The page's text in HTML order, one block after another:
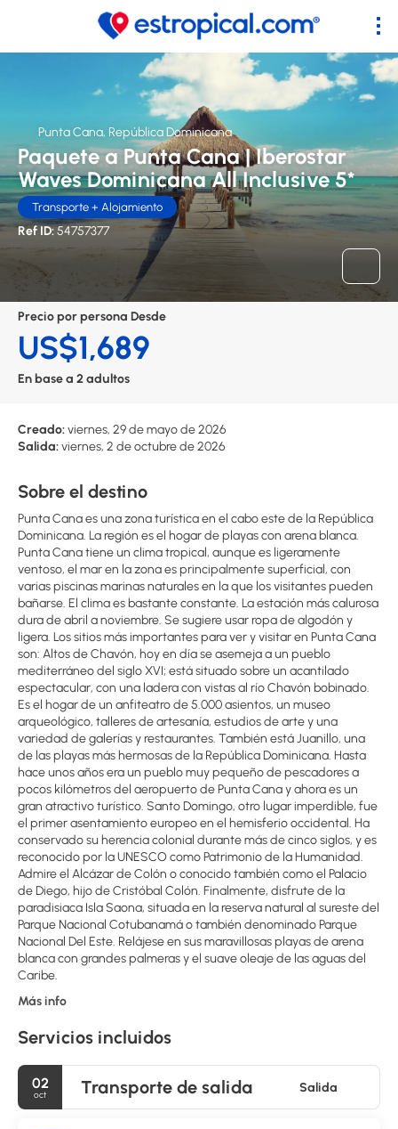
Punta Cana, República Dominicana
Paquete a Punta Cana | Iberostar
Waves Dominicana All Inclusive 5*
Transporte + Alojamiento
Ref ID:54757377
Precio por persona Desde
US$1,689
En base a 2 adultos
Creado:viernes, 29 de mayo de 2026
Salida:viernes, 2 de octubre de 2026
Sobre el destino
Punta Cana es una zona turística en el cabo este de la República
Dominicana. La región es el hogar de playas con arena blanca.
Punta Cana tiene un clima tropical, aunque es ligeramente
ventoso, el mar en la zona es principalmente superficial, con
varias piscinas marinas naturales en la que los visitantes pueden
bañarse. El clima es bastante constante. La estación más calurosa
dura de abril a noviembre. Se sugiere usar ropa de algodón y
ligera. Los sitios más importantes para ver y visitar en Punta Cana
son: Altos de Chavón, hoy en día se asemeja a un pueblo
mediterráneo del siglo XVI; está situado sobre un acantilado
espectacular, con una ladera con vistas al río Chavón bobinado.
Es el hogar de un anfiteatro de 5.000 asientos, un museo
arqueológico, talleres de artesanía, estudios de arte y una
variedad de galerías y restaurantes. También está Juanillo, una
de las playas más hermosas de la República Dominicana. Hasta
hace unos años era un pueblo muy pequeño de pescadores a
pocos kilómetros del aeropuerto de Punta Cana y ahora es un
gran atractivo turístico. Santo Domingo, otro lugar imperdible, fue
el primer asentamiento europeo en el hemisferio occidental. Ha
conservado su herencia colonial durante más de cinco siglos, y es
reconocido por la UNESCO como Patrimonio de la Humanidad.
Admire el Alcázar de Colón o conocido también como el Palacio
de Diego, hijo de Cristóbal Colón. Finalmente, disfrute de la
paradisiaca Isla Saona, situada en la reserva natural al sureste del
Parque Nacional Cotubanamá o también denominado Parque
Nacional Del Este. Relájese en sus maravillosas playas de arena
blanca con grandes palmeras y el suave oleaje de las aguas del
Caribe.
Más info
Servicios incluidos
02
oct Transporte de salida Salida